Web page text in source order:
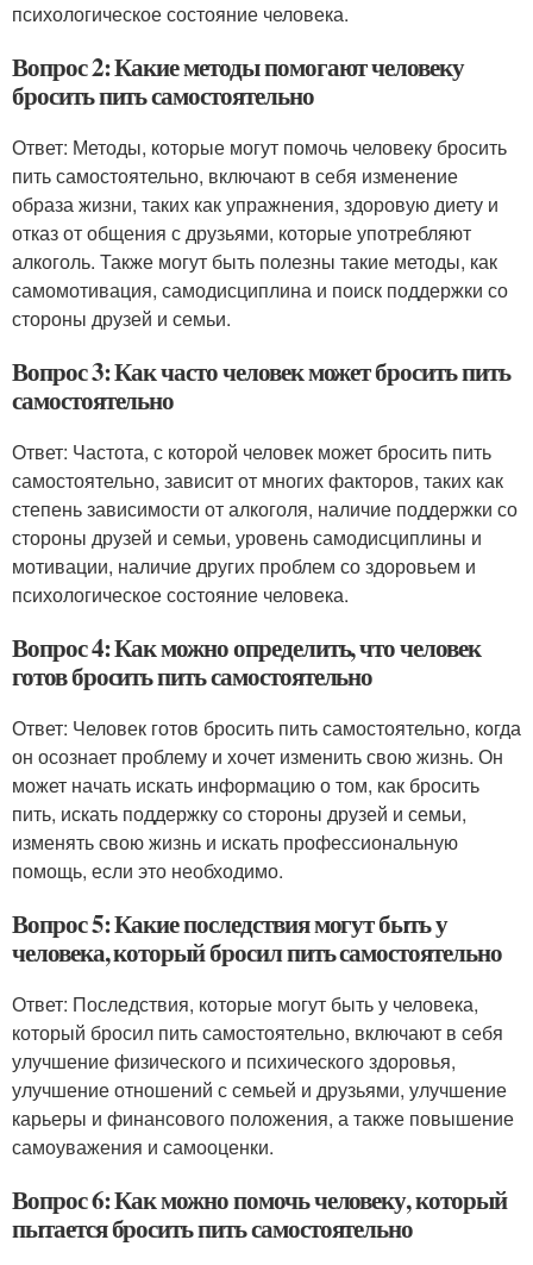
психологическое состояние человека.
Вопрос 2: Какие методы помогают человеку
бросить пить самостоятельно
Ответ: Методы, которые могут помочь человеку бросить
пить самостоятельно, включают в себя изменение
образа жизни, таких как упражнения, здоровую диету и
отказ от общения с друзьями, которые употребляют
алкоголь. Также могут быть полезны такие методы, как
самомотивация, самодисциплина и поиск поддержки со
стороны друзей и семьи.
Вопрос 3: Как часто человек может бросить пить
самостоятельно
Ответ: Частота, с которой человек может бросить пить
самостоятельно, зависит от многих факторов, таких как
степень зависимости от алкоголя, наличие поддержки со
стороны друзей и семьи, уровень самодисциплины и
мотивации, наличие других проблем со здоровьем и
психологическое состояние человека.
Вопрос 4: Как можно определить, что человек
готов бросить пить самостоятельно
Ответ: Человек готов бросить пить самостоятельно, когда
он осознает проблему и хочет изменить свою жизнь. Он
может начать искать информацию о том, как бросить
пить, искать поддержку со стороны друзей и семьи,
изменять свою жизнь и искать профессиональную
помощь, если это необходимо.
Вопрос 5: Какие последствия могут быть у
человека, который бросил пить самостоятельно
Ответ: Последствия, которые могут быть у человека,
который бросил пить самостоятельно, включают в себя
улучшение физического и психического здоровья,
улучшение отношений с семьей и друзьями, улучшение
карьеры и финансового положения, а также повышение
самоуважения и самооценки.
Вопрос 6: Как можно помочь человеку, который
пытается бросить пить самостоятельно